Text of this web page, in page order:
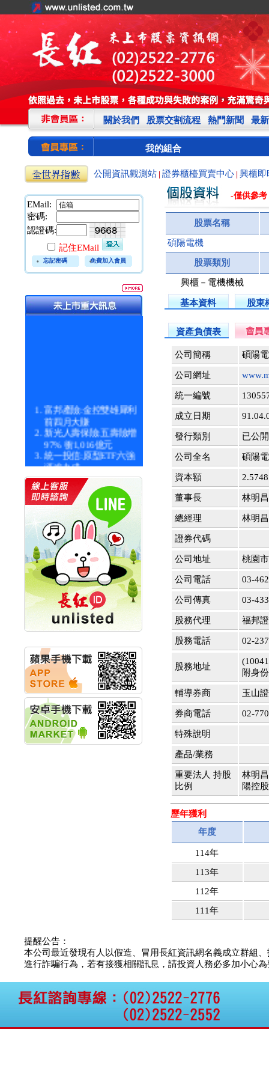
關於我們 股票交割流程 熱門新聞 最
我的組合
公開資訊觀測站 證券櫃檯買賣中心 興櫃即
EMail:
密碼:
認證碼:
記住EMail
忘記密碼 免費加入會員
富邦產險:金控雙雄犀利
前四月大賺
新光人壽保險:五壽險增
97% 衝1,016億元
統一投信:原型ETF六強
漲逾九成
統一投信:主動式ETF溢
價 被盯上
新光人壽保險:新壽Q1外
價金將達996億
宇辰系統科技:宇辰業績
創新高 啟動興櫃轉上櫃
計畫
明緯企業:明緯永續科技
競賽 以電源驅動善的力
量
秀育企業:秀育SHO-U儲
能系統 獲國內首張CNS
認證
聯博投信:聯博00404A
從容擁抱台股主流
華旭先進:代重要子公司
碩通散熱股份有限公司
公告董事會通過發言人
及代理發
華旭先進:代重要子公司
碩通散熱股份有限公司
公告董事會決議發行員
工認股權
華旭先進:代重要子公司
格斯科技*:公告更正
115/05/12重訊內容(停
止過戶起始日期)
工程股份有限公司公告
「新北市淡水區海鷗段
阿波羅電力:公告本公司
-僅供參考
股票名稱
碩陽電機
股票類別
興櫃－電機機械
基本資料 股東
資產負債表
公司簡稱 碩陽
公司網址
統一編號
成立日期
發行類別 已公
公司全名 碩陽
資本額
董事長 林明昌
總經理 林明昌
證券代碼
公司地址 桃園
公司電話 03-
公司傳真 03-
股務代理 福邦
股務電話 02-
股務地址
附身
輔導券商 玉山
券商電話 02-
特殊說明
產品/業務
重要法人 持股
比例
林明
陽控
歷年獲利
年度
114年
113年
112年
111年
提醒公告：
本公司最近發現有人以假造、冒用長紅資訊網名義成立群組
進行詐騙行為，若有接獲相關訊息，請投資人務必多加小心